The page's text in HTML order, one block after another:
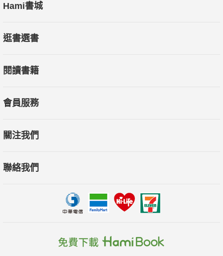
Hami書城
逛書選書
閱讀書籍
會員服務
關注我們
聯絡我們